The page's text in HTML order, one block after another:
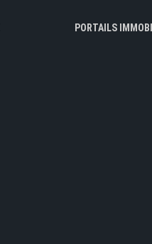
PORTAILS